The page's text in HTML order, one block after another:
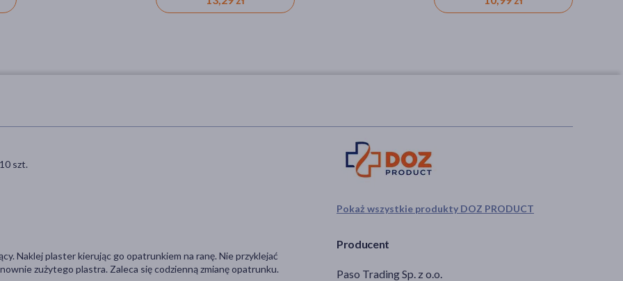
Pokaż wszystkie produkty DOZ PRODUCT
Producent
Paso Trading Sp. z o.o.
10 szt.
Naklej plaster kierując go opatrunkiem na ranę. Nie przyklejać
zużytego plastra. Zaleca się codzienną zmianę opatrunku.